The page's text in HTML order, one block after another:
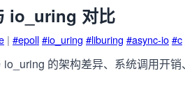
io_uring 对比
| #epoll#io_uring #liburing #async-io#c
的架构差异、系统调用开